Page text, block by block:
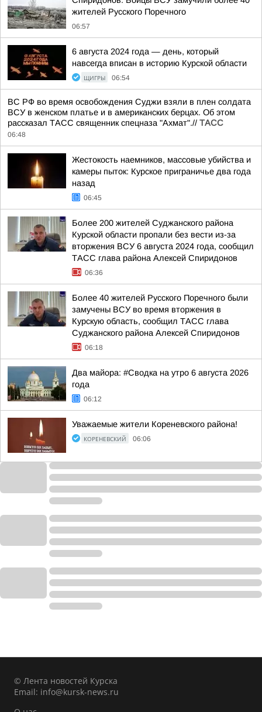
жителей Русского Поречного
06:57
6 августа 2024 года — день, который
навсегда вписан в историю Курской области
ЩИГРЫ 06:54
ВС РФ во время освобождения Суджи взяли в плен солдата
ВСУ в женском платье и в американских берцах. Об этом
рассказал ТАСС священник спецназа "Ахмат".// ТАСС
06:48
Жестокость наемников, массовые убийства и
камеры пыток: Курское приграничье два года
назад
06:45
Более 200 жителей Суджанского района
Курской области пропали без вести из-за
вторжения ВСУ 6 августа 2024 года, сообщил
ТАСС глава района Алексей Спиридонов
06:36
Более 40 жителей Русского Поречного были
замучены ВСУ во время вторжения в
Курскую область, сообщил ТАСС глава
Суджанского района Алексей Спиридонов
06:18
Два майора: #Сводка на утро 6 августа 2026
года
06:12
Уважаемые жители Кореневского района!
КОРЕНЕВСКИЙ 06:06
© Лента новостей Курска
Email: info@kursk-news.ru